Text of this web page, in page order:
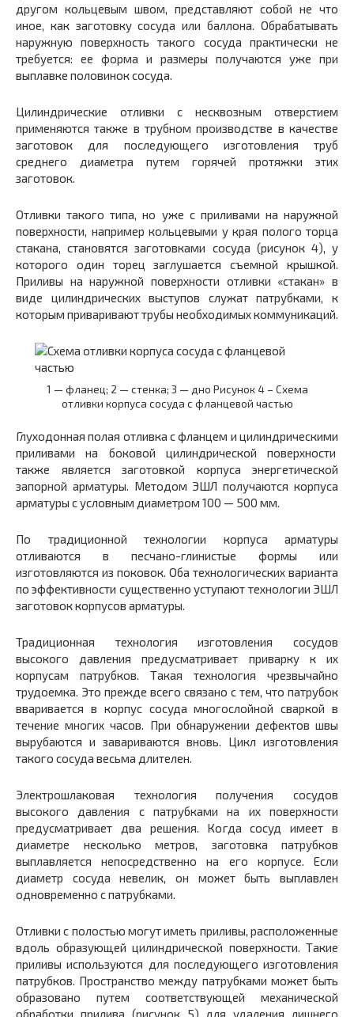
другом кольцевым швом, представляют собой не что
иное, как заготовку сосуда или баллона. Обрабатывать
наружную поверхность такого сосуда практически не
требуется: ее форма и размеры получаются уже при
выплавке половинок сосуда.
Цилиндрические отливки с несквозным отверстием
применяются также в трубном производстве в качестве
заготовок для последующего изготовления труб
среднего диаметра путем горячей протяжки этих
заготовок.
Отливки такого типа, но уже с приливами на наружной
поверхности, например кольцевыми у края полого торца
стакана, становятся заготовками сосуда (рисунок 4), у
которого один торец заглушается съемной крышкой.
Приливы на наружной поверхности отливки «стакан» в
виде цилиндрических выступов служат патрубками, к
которым приваривают трубы необходимых коммуникаций.
1 — фланец; 2 — стенка; 3 — дно Рисунок 4 – Схема
отливки корпуса сосуда с фланцевой частью
Глуходонная полая отливка с фланцем и цилиндрическими
приливами на боковой цилиндрической поверхности
также является заготовкой корпуса энергетической
запорной арматуры. Методом ЭШЛ получаются корпуса
арматуры с условным диаметром 100 — 500 мм.
По традиционной технологии корпуса арматуры
отливаются в песчано-глинистые формы или
изготовляются из поковок. Оба технологических варианта
по эффективности существенно уступают технологии ЭШЛ
заготовок корпусов арматуры.
Традиционная технология изготовления сосудов
высокого давления предусматривает приварку к их
корпусам патрубков. Такая технология чрезвычайно
трудоемка. Это прежде всего связано с тем, что патрубок
вваривается в корпус сосуда многослойной сваркой в
течение многих часов. При обнаружении дефектов швы
вырубаются и завариваются вновь. Цикл изготовления
такого сосуда весьма длителен.
Электрошлаковая технология получения сосудов
высокого давления с патрубками на их поверхности
предусматривает два решения. Когда сосуд имеет в
диаметре несколько метров, заготовка патрубков
выплавляется непосредственно на его корпусе. Если
диаметр сосуда невелик, он может быть выплавлен
одновременно с патрубками.
Отливки с полостью могут иметь приливы, расположенные
вдоль образующей цилиндрической поверхности. Такие
приливы используются для последующего изготовления
патрубков. Пространство между патрубками может быть
образовано путем соответствующей механической
обработки прилива (рисунок 5) для удаления лишнего